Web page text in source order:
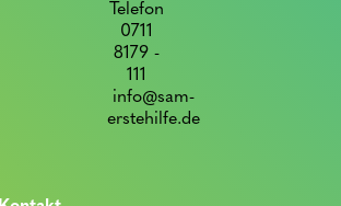
Telefon
0711
8179 -
111
info@sam-
erstehilfe.de